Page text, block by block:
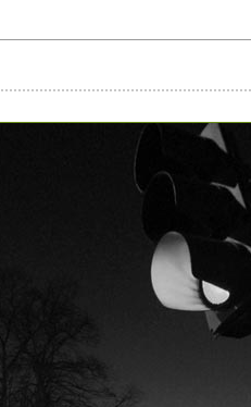
necesario hacer
login.